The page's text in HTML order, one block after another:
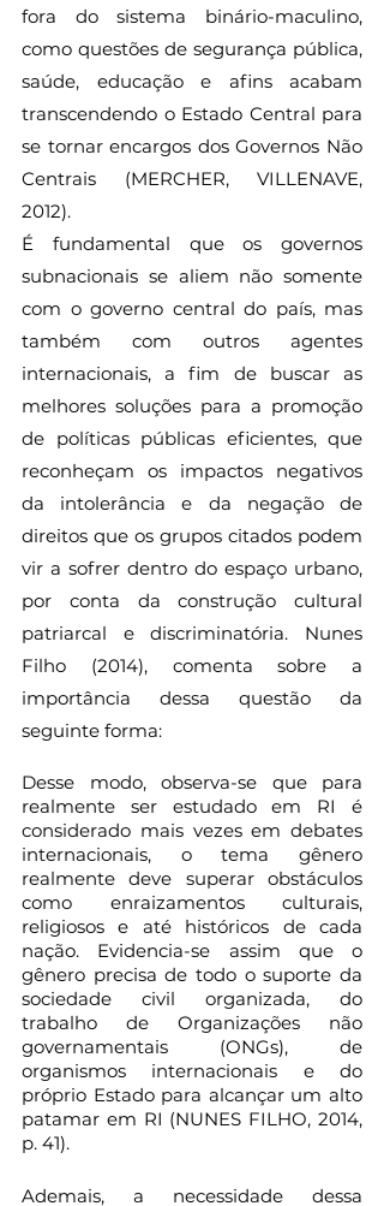
fora do sistema binário-maculino,
como questões de segurança pública,
saúde, educação e afins acabam
transcendendo o Estado Central para
se tornar encargos dos Governos Não
Centrais (MERCHER, VILLENAVE,
2012).
É fundamental que os governos
subnacionais se aliem não somente
com o governo central do país, mas
também com outros agentes
internacionais, a fim de buscar as
melhores soluções para a promoção
de políticas públicas eficientes, que
reconheçam os impactos negativos
da intolerância e da negação de
direitos que os grupos citados podem
vir a sofrer dentro do espaço urbano,
por conta da construção cultural
patriarcal e discriminatória. Nunes
Filho (2014), comenta sobre a
importância dessa questão da
seguinte forma:
Desse modo, observa-se que para
realmente ser estudado em RI é
considerado mais vezes em debates
internacionais, o tema gênero
realmente deve superar obstáculos
como enraizamentos culturais,
religiosos e até históricos de cada
nação. Evidencia-se assim que o
gênero precisa de todo o suporte da
sociedade civil organizada, do
trabalho de Organizações não
governamentais (ONGs), de
organismos internacionais e do
próprio Estado para alcançar um alto
patamar em RI (NUNES FILHO, 2014,
p. 41).
Ademais, a necessidade dessa